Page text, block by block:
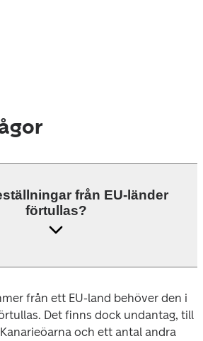
från EU-länder
förtullas?
från ett EU-land behöver den i
Det finns dock undantag, till
och ett antal andra